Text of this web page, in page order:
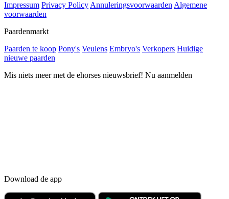
Impressum Privacy Policy Annuleringsvoorwaarden Algemene
voorwaarden
Paardenmarkt
Paarden te koop Pony's Veulens Embryo's Verkopers Huidige
nieuwe paarden
Mis niets meer met de ehorses nieuwsbrief! Nu aanmelden
Download de app